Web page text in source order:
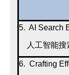
5. AI Search
人工智能搜
6. Crafting